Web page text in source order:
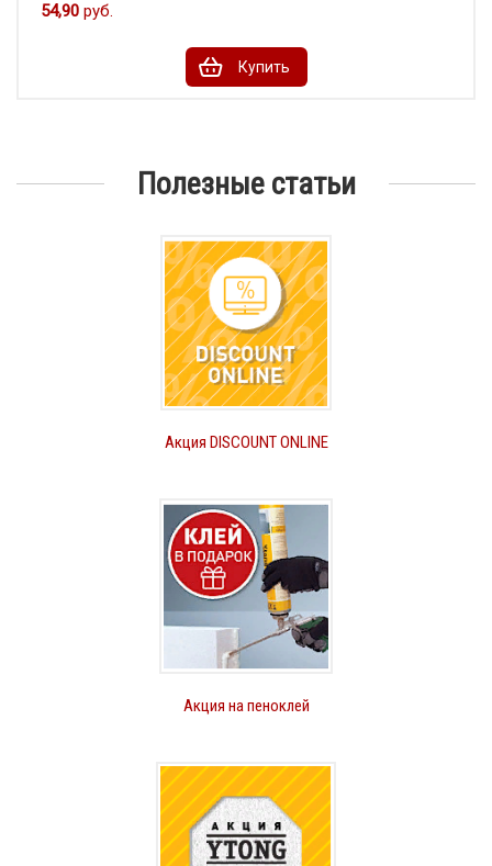
54,90 руб.
Купить
Полезные статьи
Акция DISCOUNT ONLINE
Акция на пеноклей